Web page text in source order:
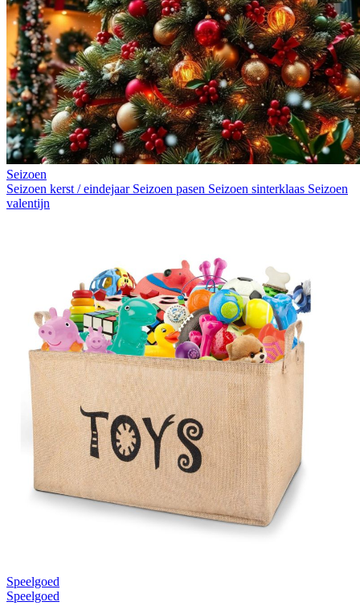
Seizoen
Seizoen kerst / eindejaar Seizoen pasen Seizoen sinterklaas Seizoen
valentijn
Speelgoed
Speelgoed